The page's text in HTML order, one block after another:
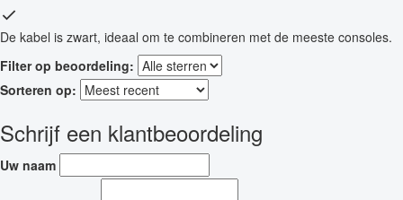
De kabel is zwart, ideaal om te combineren met de meeste consoles.
Filter op beoordeling:
Sorteren op:
Schrijf een klantbeoordeling
Uw naam